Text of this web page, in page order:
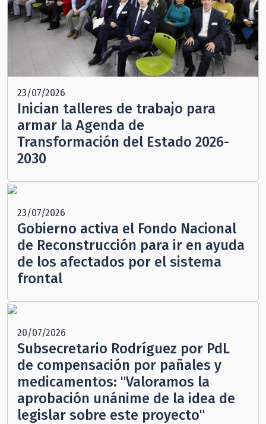
23/07/2026
Inician talleres de trabajo para
armar la Agenda de
Transformación del Estado 2026-
2030
23/07/2026
Gobierno activa el Fondo Nacional
de Reconstrucción para ir en ayuda
de los afectados por el sistema
frontal
20/07/2026
Subsecretario Rodríguez por PdL
de compensación por pañales y
medicamentos: "Valoramos la
aprobación unánime de la idea de
legislar sobre este proyecto"